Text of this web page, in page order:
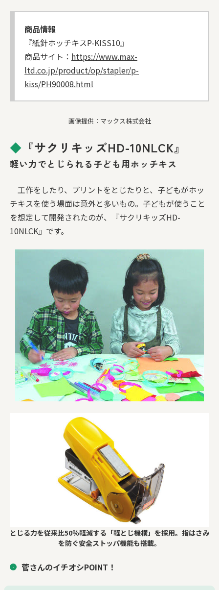
商品情報
『紙針ホッチキスP-KISS10』
商品サイト： https://www.max-
ltd.co.jp/product/op/stapler/p-
kiss/PH90008.html
画像提供：マックス株式会社
◆ 『サクリキッズHD-10NLCK』
軽い力でとじられる子ども用ホッチキス
工作をしたり、プリントをとじたりと、子どもがホッ
チキスを使う場面は意外と多いもの。子どもが使うこと
を想定して開発されたのが、『サクリキッズHD-
10NLCK』です。
とじる力を従来比50％軽減する「軽とじ機構」を採用。指はさみ
を防ぐ安全ストッパ機能も搭載。
菅さんのイチオシPOINT！